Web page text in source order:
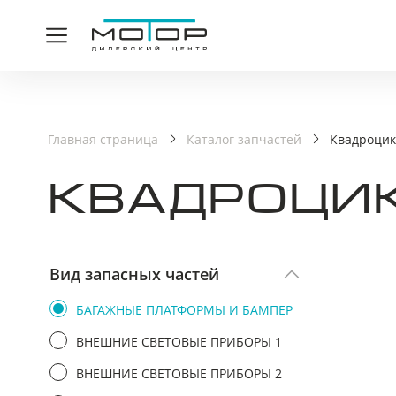
Главная страница Каталог запчастей
Вид запасных частей
БАГАЖНЫЕ ПЛАТФОРМЫ И БАМПЕР
ВНЕШНИЕ СВЕТОВЫЕ ПРИБОРЫ 1
ВНЕШНИЕ СВЕТОВЫЕ ПРИБОРЫ 2
Ваша заявка